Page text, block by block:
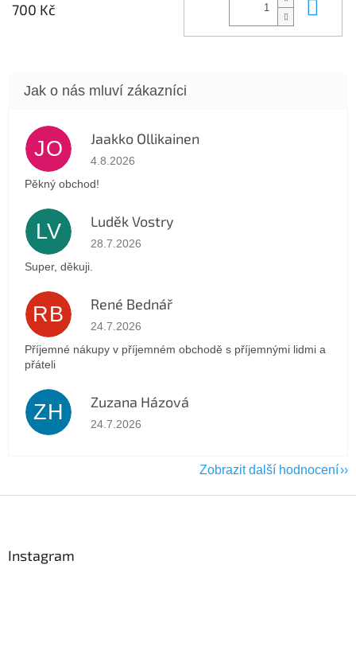
700 Kč
JO Jaakko Ollikainen
Hodnocení obchodu je 5 z 5 hvězdiček.
4.8.2026
Pěkný obchod!
LV Luděk Vostry
Hodnocení obchodu je 5 z 5 hvězdiček.
28.7.2026
Super, děkuji.
RB René Bednář
Hodnocení obchodu je 5 z 5 hvězdiček.
24.7.2026
Příjemné nákupy v příjemném obchodě s příjemnými lidmi a
přáteli
ZH Zuzana Házová
Hodnocení obchodu je 5 z 5 hvězdiček.
24.7.2026
Zobrazit další hodnocení
Instagram